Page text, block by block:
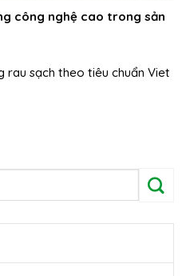
công nghệ cao trong sản
rau sạch theo tiêu chuẩn Viet